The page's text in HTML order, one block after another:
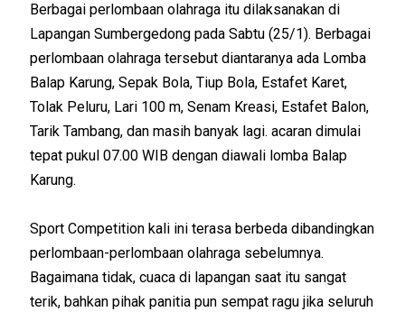
Berbagai perlombaan olahraga itu dilaksanakan di
Lapangan Sumbergedong pada Sabtu (25/1). Berbagai
perlombaan olahraga tersebut diantaranya ada Lomba
Balap Karung, Sepak Bola, Tiup Bola, Estafet Karet,
Tolak Peluru, Lari 100 m, Senam Kreasi, Estafet Balon,
Tarik Tambang, dan masih banyak lagi. acaran dimulai
tepat pukul 07.00 WIB dengan diawali lomba Balap
Karung.
Sport Competition kali ini terasa berbeda dibandingkan
perlombaan-perlombaan olahraga sebelumnya.
Bagaimana tidak, cuaca di lapangan saat itu sangat
terik, bahkan pihak panitia pun sempat ragu jika seluruh